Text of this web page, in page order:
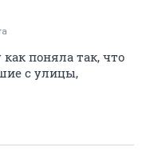
поняла так, что
с улицы,